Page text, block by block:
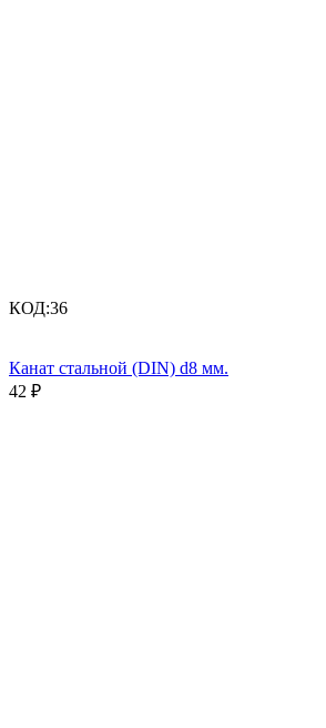
КОД:36
Канат стальной (DIN) d8 мм.
42 ₽